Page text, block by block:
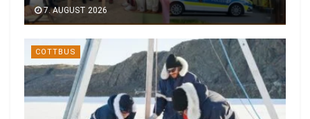
7. AUGUST 2026
COTTBUS